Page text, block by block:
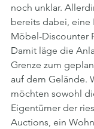
noch unklar.
bereits dabei, eine
Möbel-Discounter
Damit läge die
Grenze zum
auf dem Gelände.
möchten sowohl
Eigentümer der
Auctions, ein